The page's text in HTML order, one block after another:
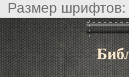
Размер шрифтов: